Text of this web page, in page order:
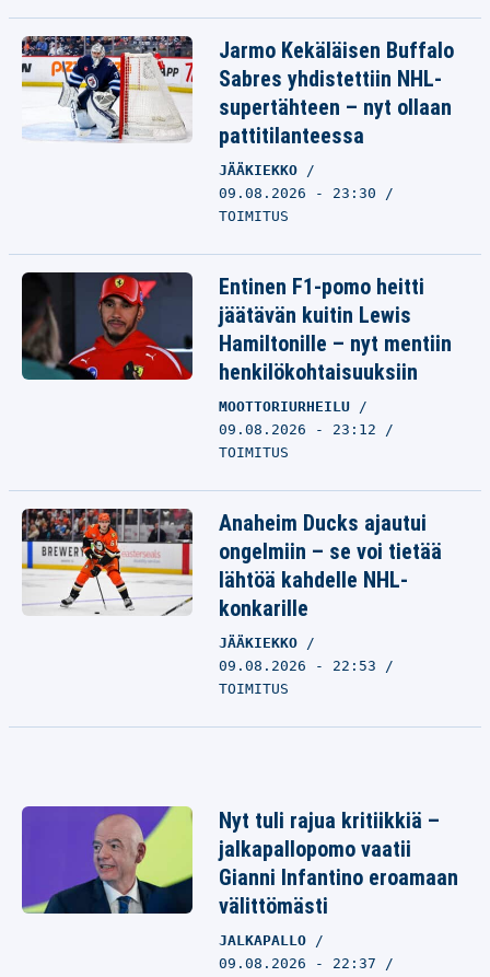
Jarmo Kekäläisen Buffalo
Sabres yhdistettiin NHL-
supertähteen – nyt ollaan
pattitilanteessa
JÄÄKIEKKO
09.08.2026 - 23:30
TOIMITUS
Entinen F1-pomo heitti
jäätävän kuitin Lewis
Hamiltonille – nyt mentiin
henkilökohtaisuuksiin
MOOTTORIURHEILU
09.08.2026 - 23:12
TOIMITUS
Anaheim Ducks ajautui
ongelmiin – se voi tietää
lähtöä kahdelle NHL-
konkarille
JÄÄKIEKKO
09.08.2026 - 22:53
TOIMITUS
Nyt tuli rajua kritiikkiä –
jalkapallopomo vaatii
Gianni Infantino eroamaan
välittömästi
JALKAPALLO
09.08.2026 - 22:37